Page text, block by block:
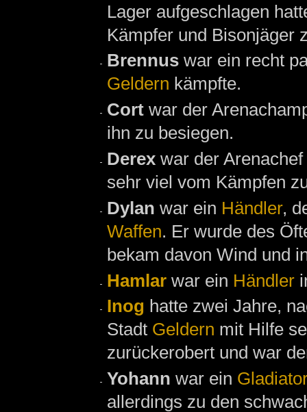
Lager aufgeschlagen
Kämpfer und Bisonjäger
Brennus war ein recht
Geldern kämpfte.
Cort war der
ihn zu besiegen.
Derex war der
sehr viel vom Kämpfen
Dylan war ein Händler,
Waffen. Er wurde des
bekam davon Wind und
Hamlar war ein Händler
Inog hatte zwei Jahre,
Stadt Geldern mit Hilfe
zurückerobert und war
Yohann war ein
allerdings zu den